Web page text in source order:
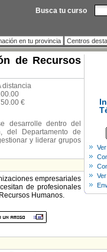
en tu provincia Centros
de Recursos
distancia
€
desarrolle dentro del
del Departamento de
y liderar grupos
empresariales
de profesionales
Humanos.
Busca tu curso